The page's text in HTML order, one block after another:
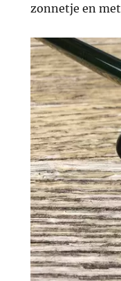
zonnetje en